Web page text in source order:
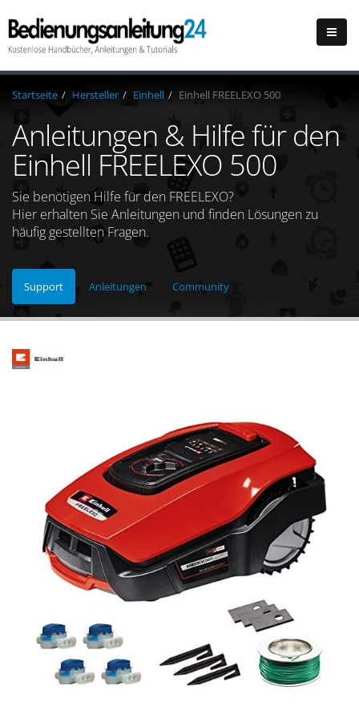
Startseite Hersteller Einhell Einhell FREELEXO 500
Anleitungen & Hilfe für den
Einhell FREELEXO 500
Sie benötigen Hilfe für den FREELEXO?
Hier erhalten Sie Anleitungen und finden Lösungen zu
häufig gestellten Fragen.
Support Anleitungen Community